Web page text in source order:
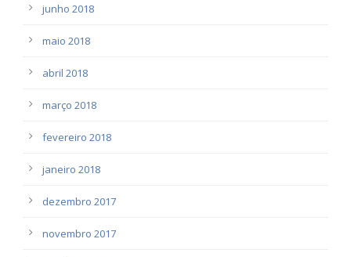
junho 2018
maio 2018
abril 2018
março 2018
fevereiro 2018
janeiro 2018
dezembro 2017
novembro 2017